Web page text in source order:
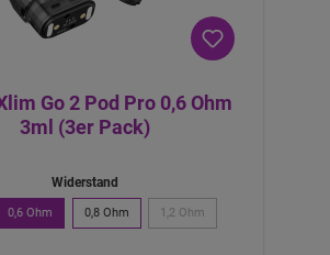
Go 2 Pod Pro 0,6 Ohm
3ml (3er Pack)
Widerstand
0,6 Ohm 0,8 Ohm 1,2 Ohm